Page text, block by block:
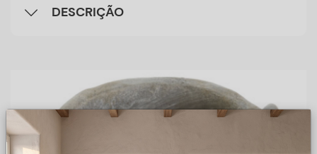
DESCRIÇÃO